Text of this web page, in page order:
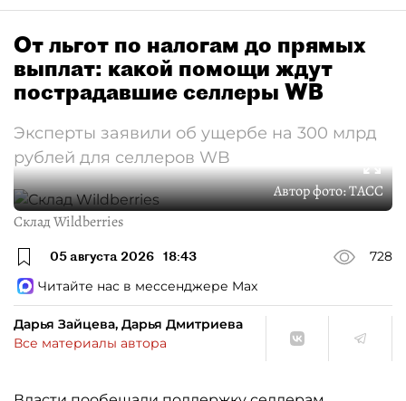
От льгот по налогам до прямых
выплат: какой помощи ждут
пострадавшие селлеры WB
Эксперты заявили об ущербе на 300 млрд
рублей для селлеров WB
Автор фото:ТАСС
Склад Wildberries
05 августа 2026 18:43
728
Читайте нас в мессенджере Max
Дарья Зайцева, Дарья Дмитриева
Все материалы автора